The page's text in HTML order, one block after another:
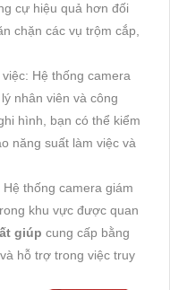
cự hiệu quả hơn đối
chặn các vụ trộm cắp,
Hệ thống camera
nhân viên và công
hình, bạn có thể kiểm
năng suất làm việc và
thống camera giám
khu vực được quan
giúp cung cấp bằng
hỗ trợ trong việc truy